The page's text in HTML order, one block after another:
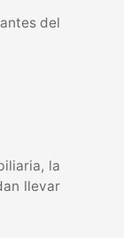
del
la
llevar